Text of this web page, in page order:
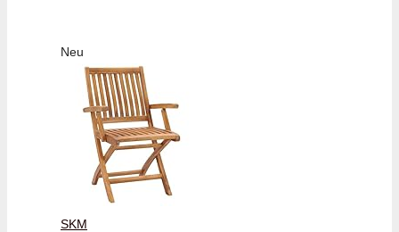
Neu
SKM